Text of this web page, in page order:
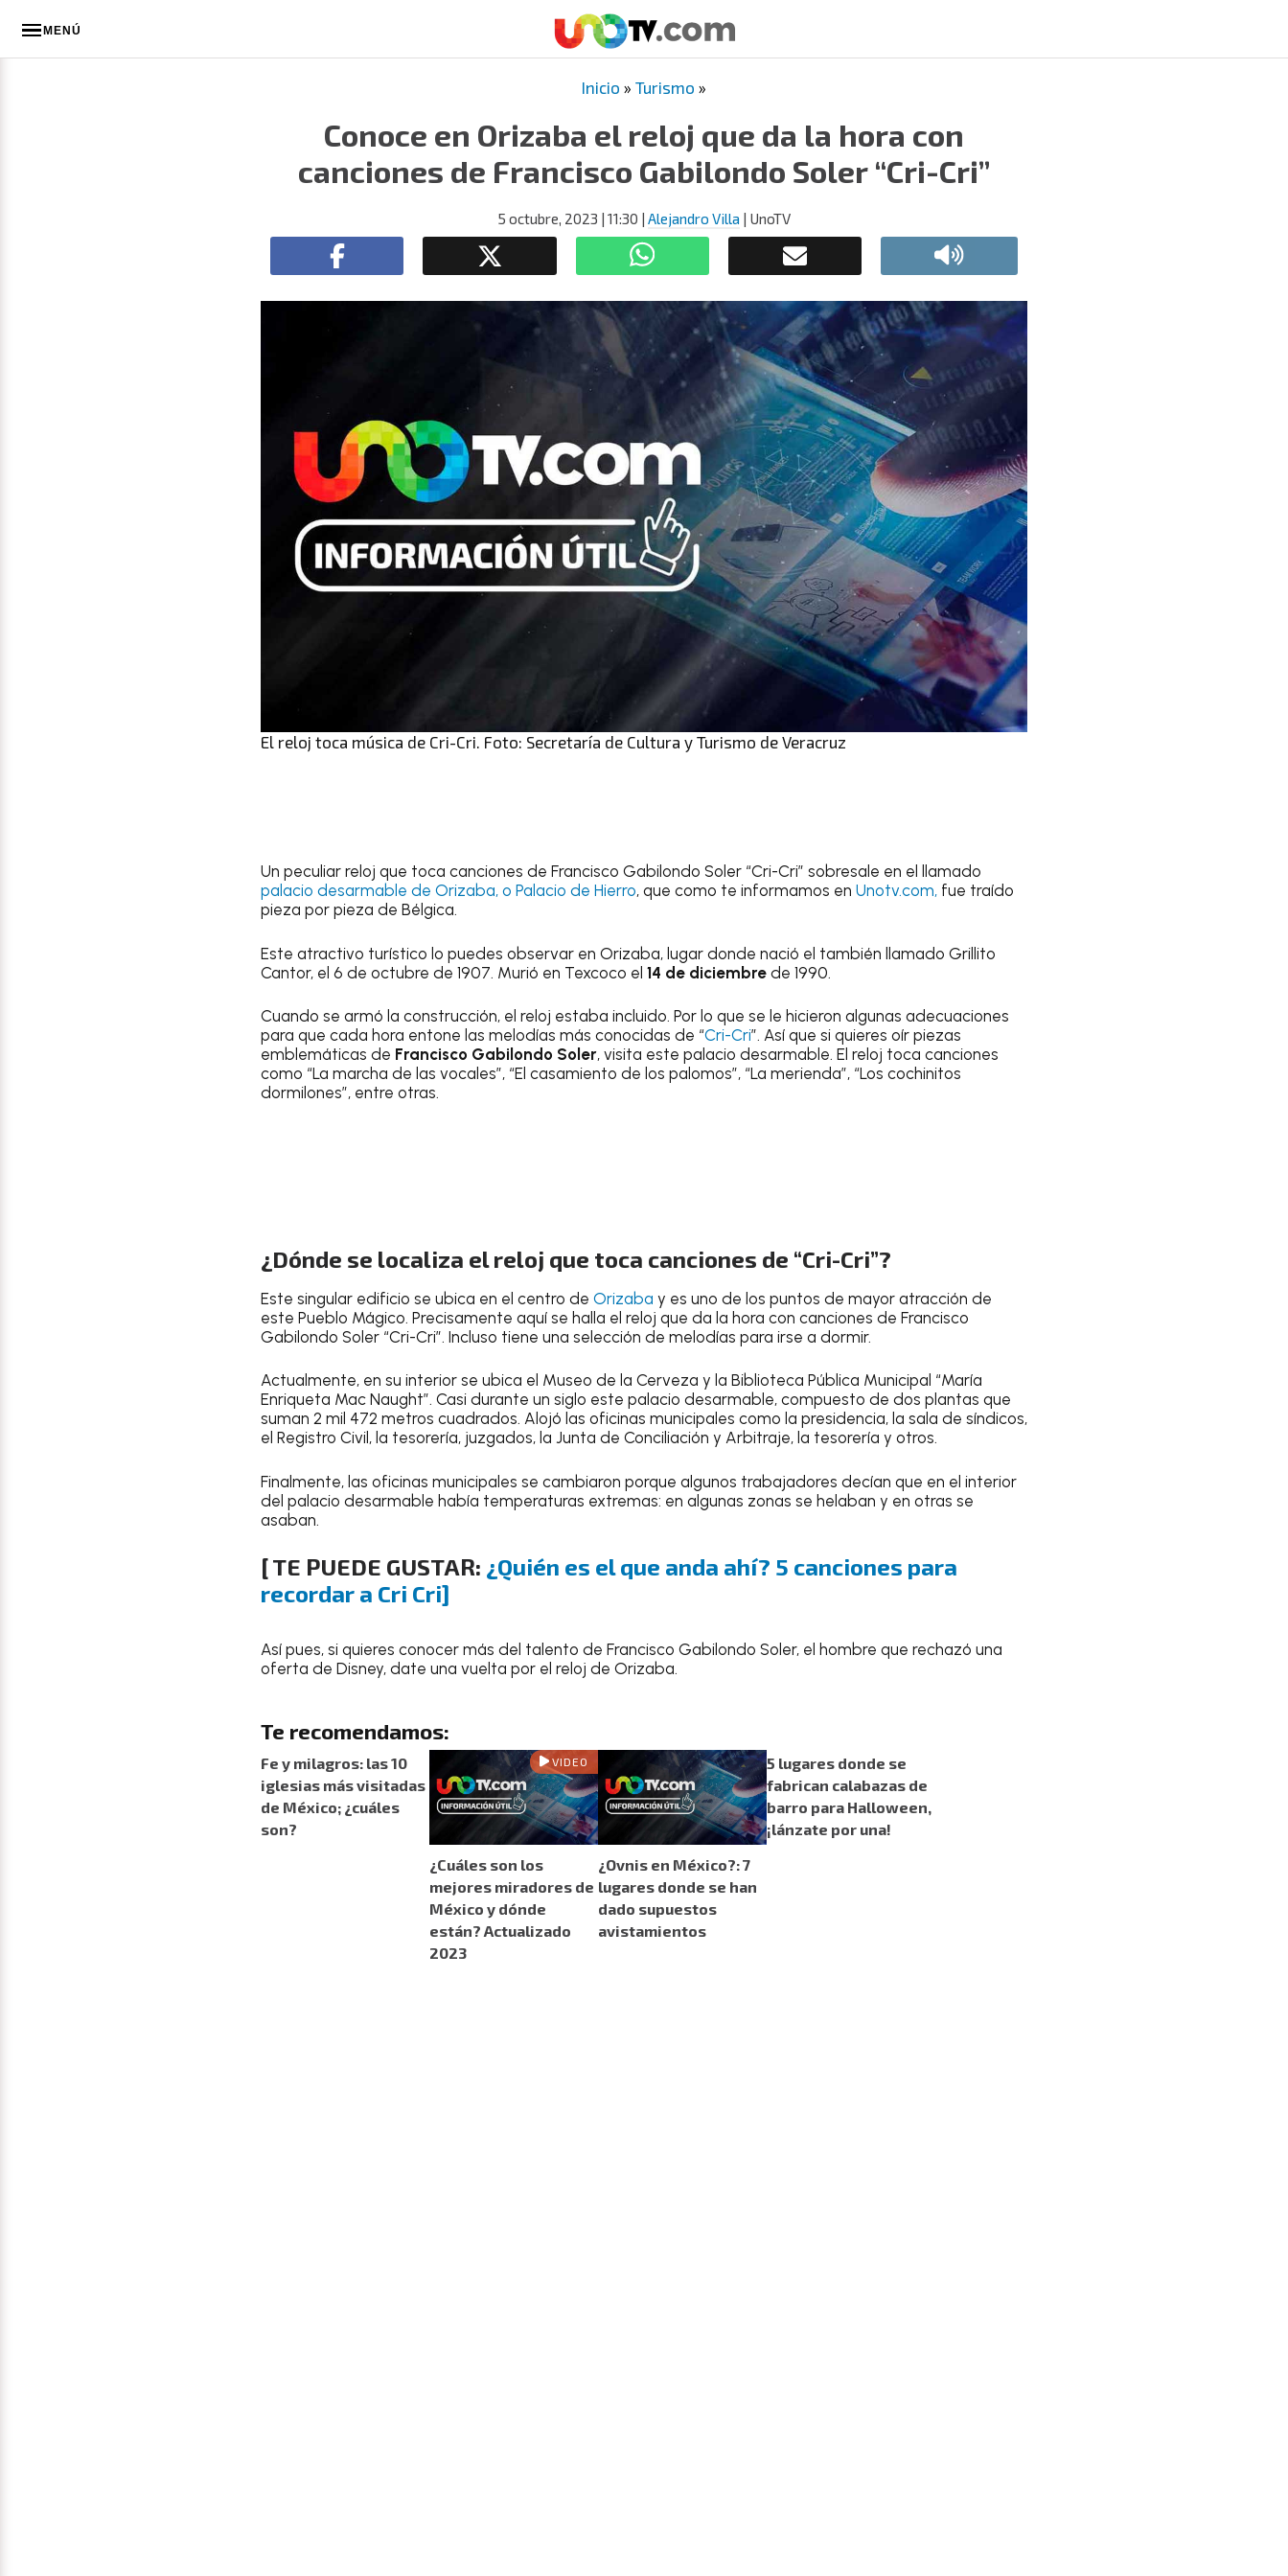
MENÚ
Inicio » Turismo »
Conoce en Orizaba el reloj que da la hora con
canciones de Francisco Gabilondo Soler “Cri-Cri”
5 octubre, 2023 | 11:30 | Alejandro Villa | UnoTV
El reloj toca música de Cri-Cri. Foto: Secretaría de Cultura y Turismo de Veracruz
Un peculiar reloj que toca canciones de Francisco Gabilondo Soler “Cri-Cri” sobresale en el llamado
palacio desarmable de Orizaba, o Palacio de Hierro, que como te informamos en Unotv.com, fue traído
pieza por pieza de Bélgica.
Este atractivo turístico lo puedes observar en Orizaba, lugar donde nació el también llamado Grillito
Cantor, el 6 de octubre de 1907. Murió en Texcoco el 14 de diciembre de 1990.
Cuando se armó la construcción, el reloj estaba incluido. Por lo que se le hicieron algunas adecuaciones
para que cada hora entone las melodías más conocidas de “Cri-Cri”. Así que si quieres oír piezas
emblemáticas de Francisco Gabilondo Soler, visita este palacio desarmable. El reloj toca canciones
como “La marcha de las vocales”, “El casamiento de los palomos”, “La merienda”, “Los cochinitos
dormilones”, entre otras.
¿Dónde se localiza el reloj que toca canciones de “Cri-Cri”?
Este singular edificio se ubica en el centro de Orizaba y es uno de los puntos de mayor atracción de
este Pueblo Mágico. Precisamente aquí se halla el reloj que da la hora con canciones de Francisco
Gabilondo Soler “Cri-Cri”. Incluso tiene una selección de melodías para irse a dormir.
Actualmente, en su interior se ubica el Museo de la Cerveza y la Biblioteca Pública Municipal “María
Enriqueta Mac Naught”. Casi durante un siglo este palacio desarmable, compuesto de dos plantas que
suman 2 mil 472 metros cuadrados. Alojó las oficinas municipales como la presidencia, la sala de síndicos,
el Registro Civil, la tesorería, juzgados, la Junta de Conciliación y Arbitraje, la tesorería y otros.
Finalmente, las oficinas municipales se cambiaron porque algunos trabajadores decían que en el interior
del palacio desarmable había temperaturas extremas: en algunas zonas se helaban y en otras se
asaban.
[ TE PUEDE GUSTAR: ¿Quién es el que anda ahí? 5 canciones para
recordar a Cri Cri]
Así pues, si quieres conocer más del talento de Francisco Gabilondo Soler, el hombre que rechazó una
oferta de Disney, date una vuelta por el reloj de Orizaba.
Te recomendamos:
Fe y milagros: las 10
iglesias más visitadas
de México; ¿cuáles
son?
VIDEO
¿Cuáles son los
mejores miradores de
México y dónde
están? Actualizado
2023
¿Ovnis en México?: 7
lugares donde se han
dado supuestos
avistamientos
5 lugares donde se
fabrican calabazas de
barro para Halloween,
¡lánzate por una!